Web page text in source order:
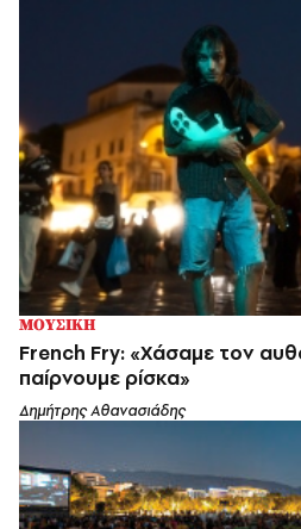
ΜΟΥΣΙΚΗ
French Fry: «Χάσαμε τον
παίρνουμε ρίσκα»
Δημήτρης Αθανασιάδης